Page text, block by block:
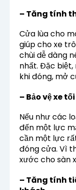
– Tăng tính
Cửa lùa cho
giúp cho xe
chùi dễ dàng
nhất. Đặc
khi đóng, mở
– Bảo vệ xe
Nếu như các
đến một lực
cần một lực
đóng cửa. Vì
xước cho sàn
– Tăng tính